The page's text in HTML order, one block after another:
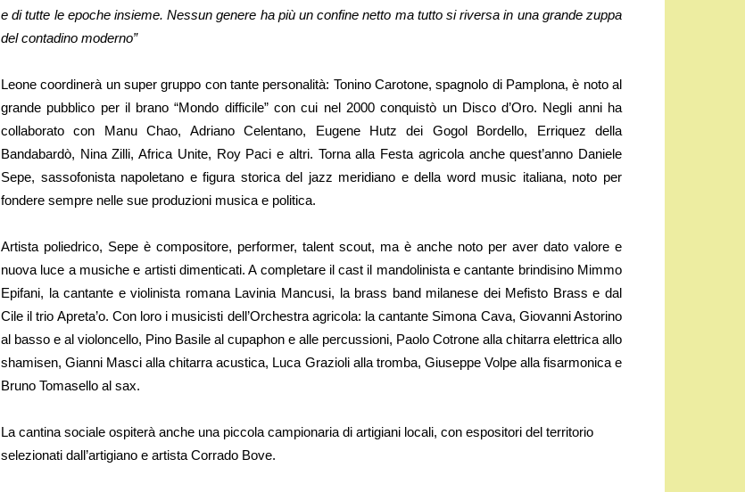
e di tutte le epoche insieme. Nessun genere ha più un confine netto ma tutto si riversa in una grande zuppa
del contadino moderno”
Leone coordinerà un super gruppo con tante personalità: Tonino Carotone, spagnolo di Pamplona, è noto al
grande pubblico per il brano “Mondo difficile” con cui nel 2000 conquistò un Disco d’Oro. Negli anni ha
collaborato con Manu Chao, Adriano Celentano, Eugene Hutz dei Gogol Bordello, Erriquez della
Bandabardò, Nina Zilli, Africa Unite, Roy Paci e altri. Torna alla Festa agricola anche quest’anno Daniele
Sepe, sassofonista napoletano e figura storica del jazz meridiano e della word music italiana, noto per
fondere sempre nelle sue produzioni musica e politica.
Artista poliedrico, Sepe è compositore, performer, talent scout, ma è anche noto per aver dato valore e
nuova luce a musiche e artisti dimenticati. A completare il cast il mandolinista e cantante brindisino Mimmo
Epifani, la cantante e violinista romana Lavinia Mancusi, la brass band milanese dei Mefisto Brass e dal
Cile il trio Apreta’o. Con loro i musicisti dell’Orchestra agricola: la cantante Simona Cava, Giovanni Astorino
al basso e al violoncello, Pino Basile al cupaphon e alle percussioni, Paolo Cotrone alla chitarra elettrica allo
shamisen, Gianni Masci alla chitarra acustica, Luca Grazioli alla tromba, Giuseppe Volpe alla fisarmonica e
Bruno Tomasello al sax.
La cantina sociale ospiterà anche una piccola campionaria di artigiani locali, con espositori del territorio
selezionati dall’artigiano e artista Corrado Bove.